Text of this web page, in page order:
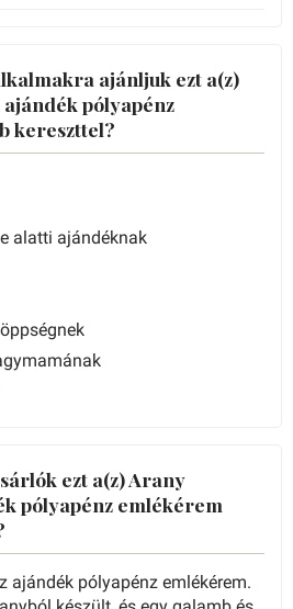
ajánljuk ezt a(z)
pólyapénz
kereszttel?
alatti ajándéknak
ezt a(z) Arany
pólyapénz emlékérem
ajándék pólyapénz emlékérem.